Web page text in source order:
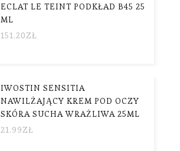
ECLAT LE TEINT PODKŁAD B45 25
ML
151.20ZŁ
IWOSTIN SENSITIA
NAWILŻAJĄCY KREM POD OCZY
SKÓRA SUCHA WRAŻLIWA 25ML
21.99ZŁ